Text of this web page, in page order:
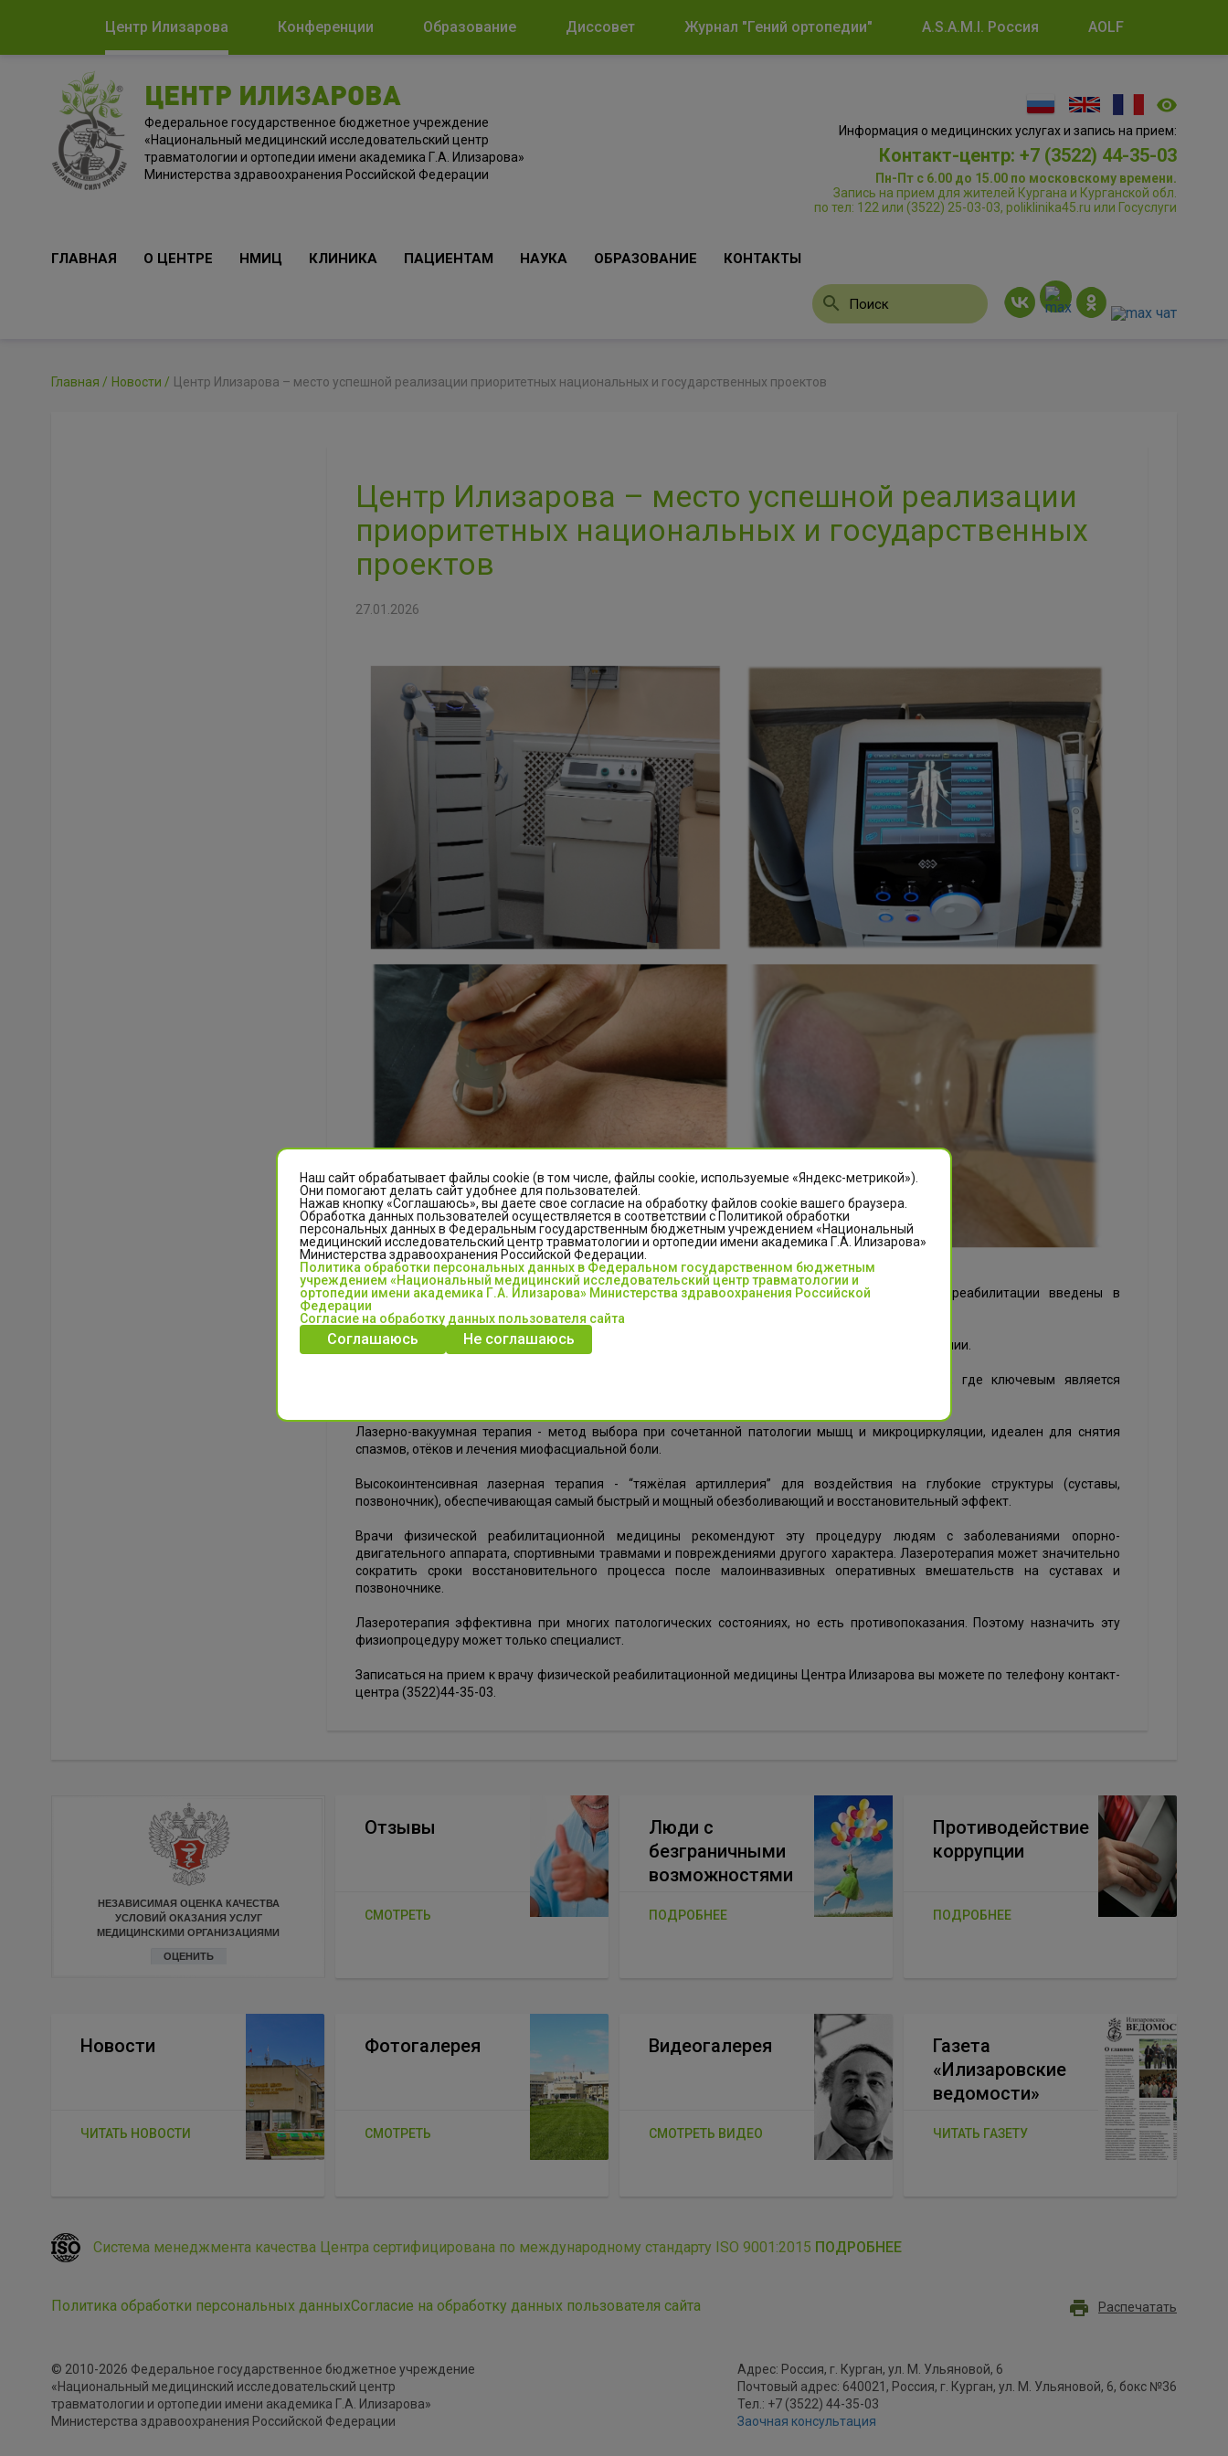
Центр Илизарова Конференции Образование Диссовет Журнал "Гений ортопедии" A.S.A.M.I. Россия AOLF
ЦЕНТР ИЛИЗАРОВА
Федеральное государственное бюджетное учреждение
«Национальный медицинский исследовательский центр
травматологии и ортопедии имени академика Г.А. Илизарова»
Министерства здравоохранения Российской Федерации
Информация о медицинских услугах и запись на прием:
Контакт-центр: +7 (3522) 44-35-03
Пн-Пт с 6.00 до 15.00 по московскому времени.
Запись на прием для жителей Кургана и Курганской обл.
по тел: 122 или (3522) 25-03-03, poliklinika45.ru или Госуслуги
ГЛАВНАЯ О ЦЕНТРЕ НМИЦ КЛИНИКА ПАЦИЕНТАМ НАУКА ОБРАЗОВАНИЕ КОНТАКТЫ
Главная Новости Центр Илизарова – место успешной реализации приоритетных национальных и государственных проектов
Центр Илизарова – место успешной реализации
приоритетных национальных и государственных
проектов
27.01.2026
В рамках нацпроекта "Продолжительная и активная жизнь" в отделении медицинской реабилитации введены в
эксплуатацию дорогостоящие аппараты физиотерапии.
В арсенале врачей физической реабилитационной медицины будут три прибора для лазеротерапии.
Низкоинтенсивная лазерная терапия - инструмент для лечения поверхностных патологий, где ключевым является
Лазерно-вакуумная терапия - метод выбора при сочетанной патологии мышц и микроциркуляции, идеален для снятия
спазмов, отёков и лечения миофасциальной боли.
Высокоинтенсивная лазерная терапия - “тяжёлая артиллерия” для воздействия на глубокие структуры (суставы,
позвоночник), обеспечивающая самый быстрый и мощный обезболивающий и восстановительный эффект.
Врачи физической реабилитационной медицины рекомендуют эту процедуру людям с заболеваниями опорно-
двигательного аппарата, спортивными травмами и повреждениями другого характера. Лазеротерапия может значительно
сократить сроки восстановительного процесса после малоинвазивных оперативных вмешательств на суставах и
позвоночнике.
Лазеротерапия эффективна при многих патологических состояниях, но есть противопоказания. Поэтому назначить эту
физиопроцедуру может только специалист.
Записаться на прием к врачу физической реабилитационной медицины Центра Илизарова вы можете по телефону контакт-
центра (3522)44-35-03.
НЕЗАВИСИМАЯ ОЦЕНКА КАЧЕСТВА
УСЛОВИЙ ОКАЗАНИЯ УСЛУГ
МЕДИЦИНСКИМИ ОРГАНИЗАЦИЯМИ
ОЦЕНИТЬ
Отзывы
СМОТРЕТЬ
Люди с
безграничными
возможностями
ПОДРОБНЕЕ
Противодействие
коррупции
ПОДРОБНЕЕ
Новости
ЧИТАТЬ НОВОСТИ
Фотогалерея
СМОТРЕТЬ
Видеогалерея
СМОТРЕТЬ ВИДЕО
Газета
«Илизаровские
ведомости»
ЧИТАТЬ ГАЗЕТУ
Система менеджмента качества Центра сертифицирована по международному стандарту ISO 9001:2015 ПОДРОБНЕЕ
Политика обработки персональных данныхСогласие на обработку данных пользователя сайта Распечатать
© 2010-2026 Федеральное государственное бюджетное учреждение
«Национальный медицинский исследовательский центр
травматологии и ортопедии имени академика Г.А. Илизарова»
Министерства здравоохранения Российской Федерации
Адрес: Россия, г. Курган, ул. М. Ульяновой, 6
Почтовый адрес: 640021, Россия, г. Курган, ул. М. Ульяновой, 6, бокс №36
Тел.: +7 (3522) 44-35-03
Заочная консультация
Наш сайт обрабатывает файлы cookie (в том числе, файлы cookie, используемые «Яндекс-метрикой»).
Они помогают делать сайт удобнее для пользователей.
Нажав кнопку «Соглашаюсь», вы даете свое согласие на обработку файлов cookie вашего браузера.
Обработка данных пользователей осуществляется в соответствии с Политикой обработки
персональных данных в Федеральным государственным бюджетным учреждением «Национальный
медицинский исследовательский центр травматологии и ортопедии имени академика Г.А. Илизарова»
Министерства здравоохранения Российской Федерации.
Политика обработки персональных данных в Федеральном государственном бюджетным
учреждением «Национальный медицинский исследовательский центр травматологии и
ортопедии имени академика Г.А. Илизарова» Министерства здравоохранения Российской
Федерации
Согласие на обработку данных пользователя сайта
Соглашаюсь Не соглашаюсь